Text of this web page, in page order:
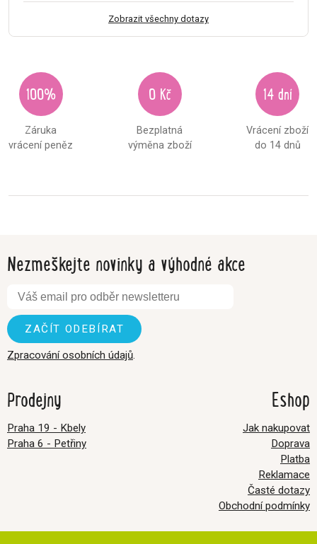
Zobrazit všechny dotazy
100%
Záruka
vrácení peněz
0 Kč
Bezplatná
výměna zboží
14 dní
Vrácení zboží
do 14 dnů
Nezmeškejte novinky a výhodné akce
Zpracování osobních údajů.
Prodejny
Praha 19 - Kbely
Praha 6 - Petřiny
Eshop
Jak nakupovat
Doprava
Platba
Reklamace
Časté dotazy
Obchodní podmínky